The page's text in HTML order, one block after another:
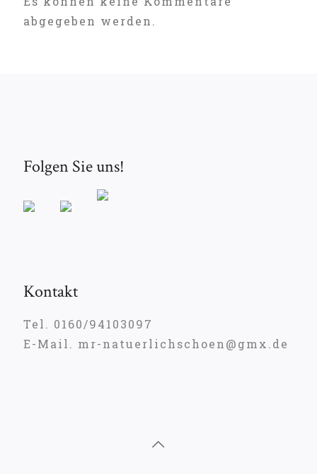
abgegeben werden.
Folgen Sie uns!
Kontakt
Tel. 0160/94103097
E-Mail. mr-natuerlichschoen@gmx.de